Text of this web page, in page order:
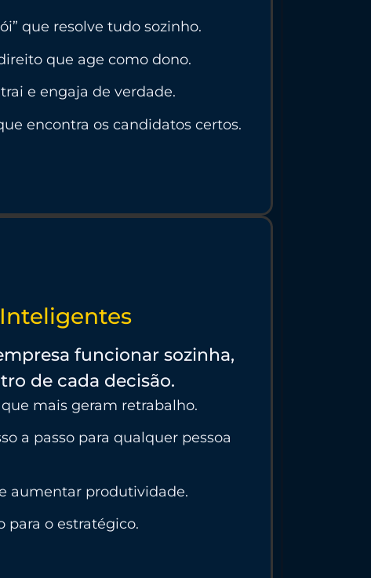
que resolve tudo sozinho.
que age como dono.
e engaja de verdade.
encontra os candidatos certos.
funcionar sozinha,
de cada decisão.
mais geram retrabalho.
a passo para qualquer pessoa
aumentar produtividade.
para o estratégico.